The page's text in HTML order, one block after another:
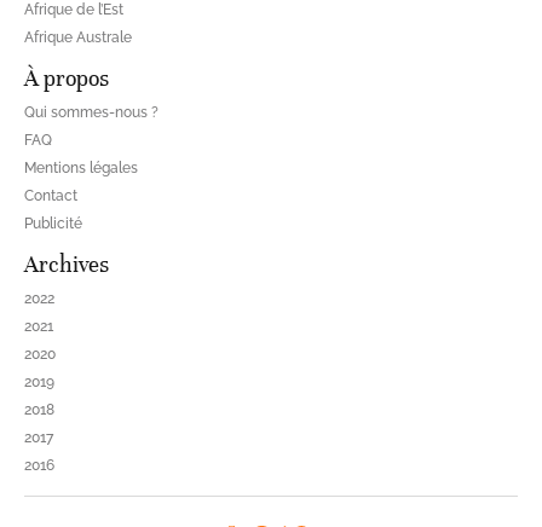
Afrique de l’Est
Afrique Australe
À propos
Qui sommes-nous ?
FAQ
Mentions légales
Contact
Publicité
Archives
2022
2021
2020
2019
2018
2017
2016